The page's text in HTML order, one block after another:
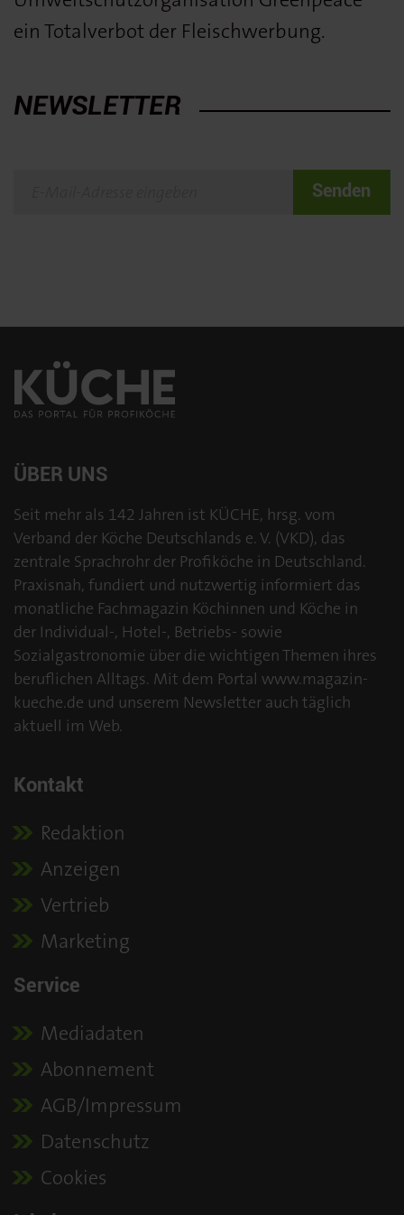
ein Totalverbot der Fleischwerbung.
NEWSLETTER
Senden
ÜBER UNS
Seit mehr als 142 Jahren ist KÜCHE, hrsg. vom
Verband der Köche Deutschlands e. V. (VKD), das
zentrale Sprachrohr der Profiköche in Deutschland.
Praxisnah, fundiert und nutzwertig informiert das
monatliche Fachmagazin Köchinnen und Köche in
der Individual-, Hotel-, Betriebs- sowie
Sozialgastronomie über die wichtigen Themen ihres
beruflichen Alltags. Mit dem Portal www.magazin-
kueche.de und unserem Newsletter auch täglich
aktuell im Web.
Kontakt
Redaktion
Anzeigen
Vertrieb
Marketing
Service
Mediadaten
Abonnement
AGB/Impressum
Datenschutz
Cookies